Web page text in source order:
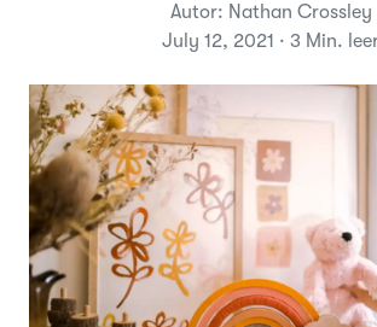
Autor: Nathan Crossley
July 12, 2021 · 3 Min.